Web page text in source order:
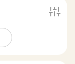
Filtrera